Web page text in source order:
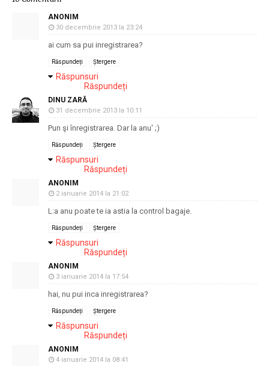
ANONIM
30 decembrie 2013 la 23:24
ai cum sa pui inregistrarea?
Răspundeți Ștergere
Răspunsuri
Răspundeți
DINU ZARĂ
31 decembrie 2013 la 10:11
Pun şi înregistrarea. Dar la anu' ;)
Răspundeți Ștergere
Răspunsuri
Răspundeți
ANONIM
2 ianuarie 2014 la 21:02
L:a anu poate te ia astia la control bagaje.
Răspundeți Ștergere
Răspunsuri
Răspundeți
ANONIM
3 ianuarie 2014 la 17:54
hai, nu pui inca inregistrarea?
Răspundeți Ștergere
Răspunsuri
Răspundeți
ANONIM
4 ianuarie 2014 la 08:41